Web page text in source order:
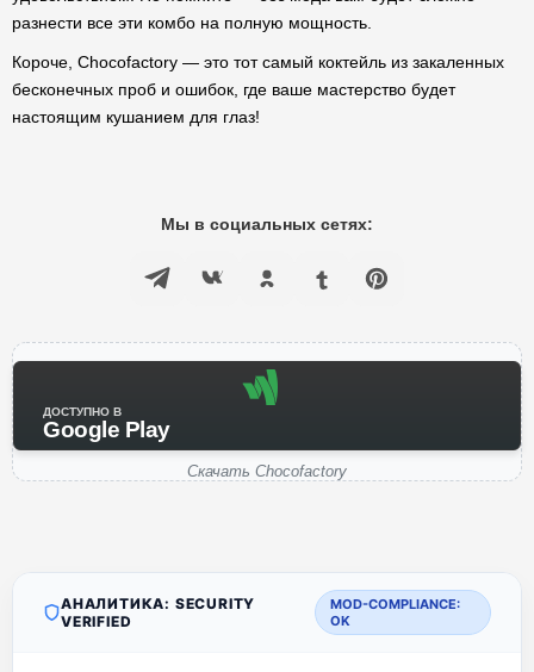
разнести все эти комбо на полную мощность.
Короче, Chocofactory — это тот самый коктейль из закаленных
бесконечных проб и ошибок, где ваше мастерство будет
настоящим кушанием для глаз!
Мы в социальных сетях:
ДОСТУПНО В
Google Play
Скачать Chocofactory
АНАЛИТИКА: SECURITY
VERIFIED
MOD-COMPLIANCE:
OK